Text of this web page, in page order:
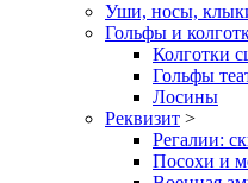
Уши, носы,
Гольфы и
Колготки
Гольфы
Лосины
Реквизит >
Регалии:
Посохи и